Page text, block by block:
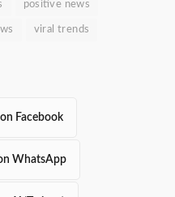
positive news
viral trends
Facebook
WhatsApp